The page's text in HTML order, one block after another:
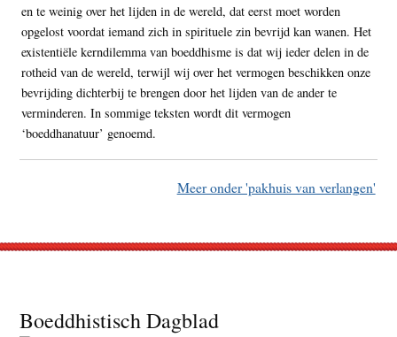
en te weinig over het lijden in de wereld, dat eerst moet worden
opgelost voordat iemand zich in spirituele zin bevrijd kan wanen. Het
existentiële kerndilemma van boeddhisme is dat wij ieder delen in de
rotheid van de wereld, terwijl wij over het vermogen beschikken onze
bevrijding dichterbij te brengen door het lijden van de ander te
verminderen. In sommige teksten wordt dit vermogen
‘boeddhanatuur’ genoemd.
Meer onder 'pakhuis van verlangen'
Footer
Boeddhistisch Dagblad